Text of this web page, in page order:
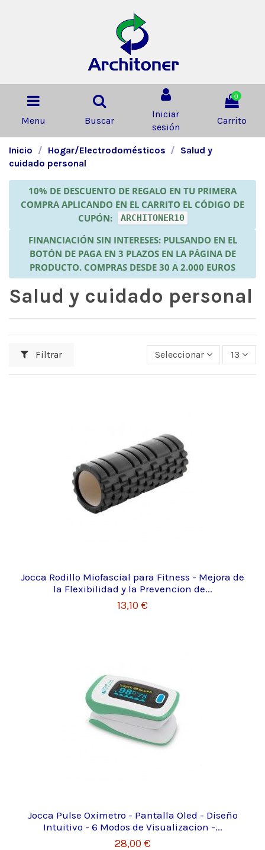
Menu Buscar
Iniciar
sesión
0
Carrito
Inicio Hogar/Electrodomésticos
Salud y
cuidado personal
10% DE DESCUENTO DE REGALO EN TU PRIMERA
COMPRA APLICANDO EN EL CARRITO EL CÓDIGO DE
CUPÓN:
ARCHITONER10
FINANCIACIÓN SIN INTERESES: PULSANDO EN EL
BOTÓN DE PAGA EN 3 PLAZOS EN LA PÁGINA DE
PRODUCTO. COMPRAS DESDE 30 A 2.000 EUROS
Salud y cuidado personal
Filtrar Seleccionar 13
Jocca Rodillo Miofascial para Fitness - Mejora de
la Flexibilidad y la Prevencion de...
13,10 €
Jocca Pulse Oximetro - Pantalla Oled - Diseño
Intuitivo - 6 Modos de Visualizacion -...
28,00 €